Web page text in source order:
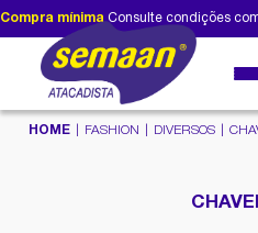
Compra mínima Consulte condições
HOME FASHION DIVERSOS